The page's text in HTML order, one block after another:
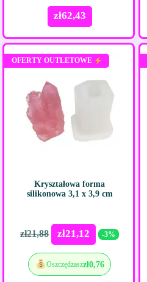
zł62,43
OFERTY OUTLETOWE
Kryształowa forma
silikonowa 3,1 x 3,9 cm
zł21,88 zł21,12 -3%
Oszczędzaszzł0,76